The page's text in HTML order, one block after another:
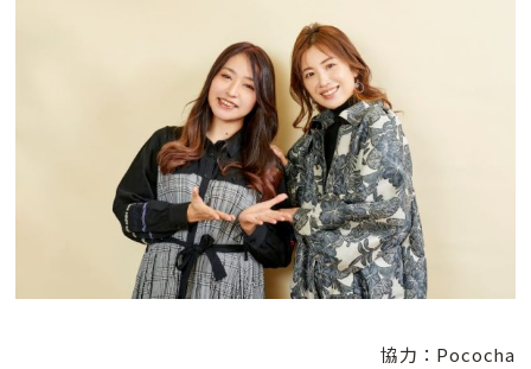
協力：Pococha